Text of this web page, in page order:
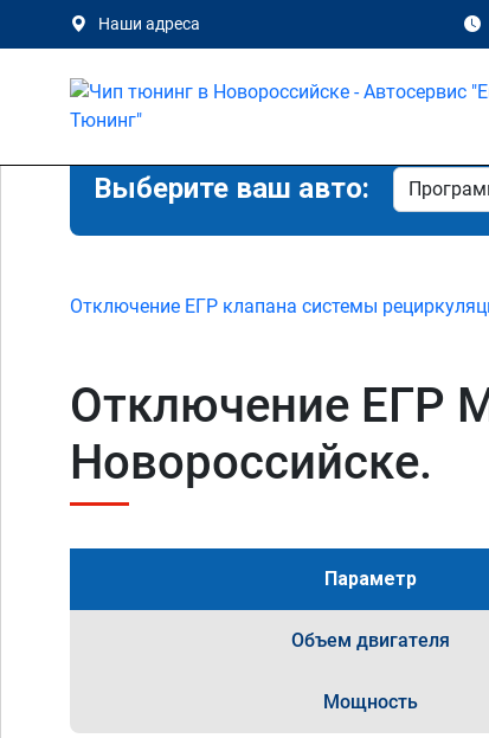
Наши адреса
Выберите ваш авто:
Отключение ЕГР клапана системы
Отключение ЕГР
Новороссийске.
Параметр
Объем двигателя
Мощность